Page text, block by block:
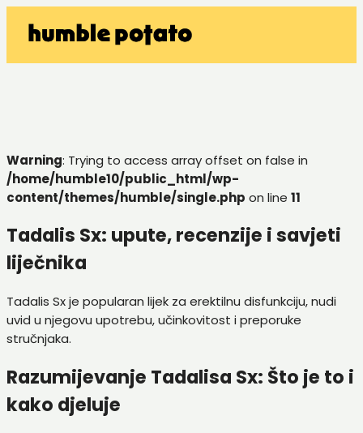
Warning: Trying to access array offset on false in
/home/humble10/public_html/wp-
content/themes/humble/single.php on line 11
Tadalis Sx: upute, recenzije i savjeti
liječnika
Tadalis Sx je popularan lijek za erektilnu disfunkciju, nudi
uvid u njegovu upotrebu, učinkovitost i preporuke
stručnjaka.
Razumijevanje Tadalisa Sx: Što je to i
kako djeluje